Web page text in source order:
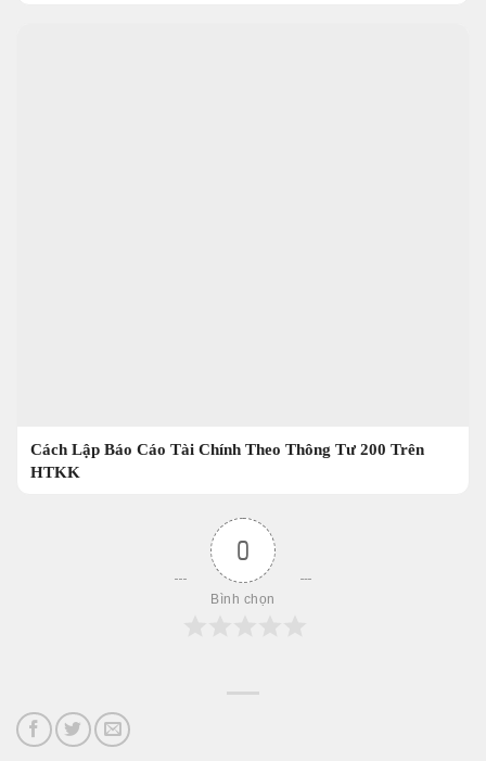
Cách Lập Báo Cáo Tài Chính Theo Thông Tư 200 Trên
HTKK
0
Bình chọn